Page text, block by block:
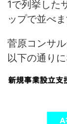
1で列挙した
ップで並べま
菅原コンサ
以下の通りに